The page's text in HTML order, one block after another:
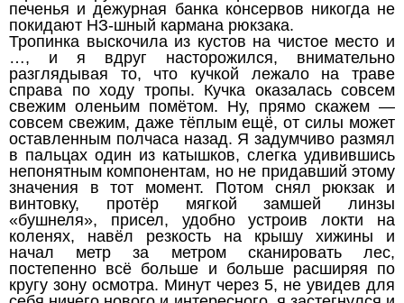
печенья и дежурная банка консервов никогда не
покидают НЗ-шный кармана рюкзака.
Тропинка выскочила из кустов на чистое место и
…, и я вдруг насторожился, внимательно
разглядывая то, что кучкой лежало на траве
справа по ходу тропы. Кучка оказалась совсем
свежим оленьим помётом. Ну, прямо скажем —
совсем свежим, даже тёплым ещё, от силы может
оставленным полчаса назад. Я задумчиво размял
в пальцах один из катышков, слегка удивившись
непонятным компонентам, но не придавший этому
значения в тот момент. Потом снял рюкзак и
винтовку, протёр мягкой замшей линзы
«бушнеля», присел, удобно устроив локти на
коленях, навёл резкость на крышу хижины и
начал метр за метром сканировать лес,
постепенно всё больше и больше расширяя по
кругу зону осмотра. Минут через 5, не увидев для